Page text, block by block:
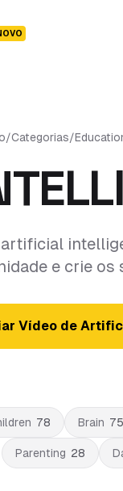
/Categorias/
e crie os
Vídeo de
78 Brain 75
Parenting 28